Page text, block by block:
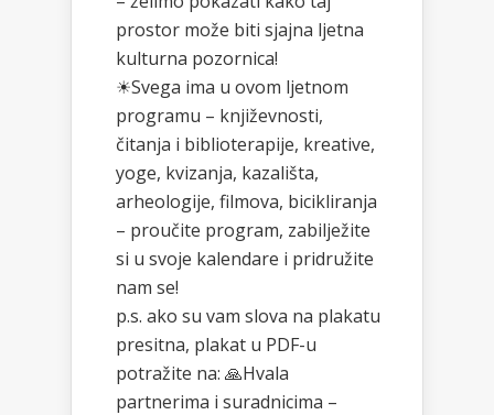
prostor može biti sjajna ljetna
kulturna pozornica!
☀Svega ima u ovom ljetnom
programu – književnosti,
čitanja i biblioterapije, kreative,
yoge, kvizanja, kazališta,
arheologije, filmova, bicikliranja
– proučite program, zabilježite
si u svoje kalendare i pridružite
nam se!
p.s. ako su vam slova na plakatu
presitna, plakat u PDF-u
potražite na: 🙏Hvala
partnerima i suradnicima –